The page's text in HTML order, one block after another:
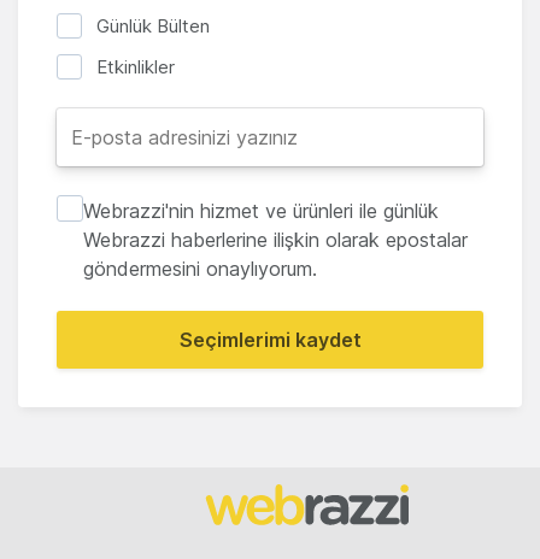
Günlük Bülten
Etkinlikler
Webrazzi'nin hizmet ve ürünleri ile günlük
Webrazzi haberlerine ilişkin olarak epostalar
göndermesini onaylıyorum.
Seçimlerimi kaydet